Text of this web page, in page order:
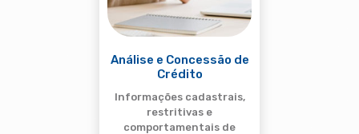
Análise e Concessão de
Crédito
Informações cadastrais,
restritivas e
comportamentais de